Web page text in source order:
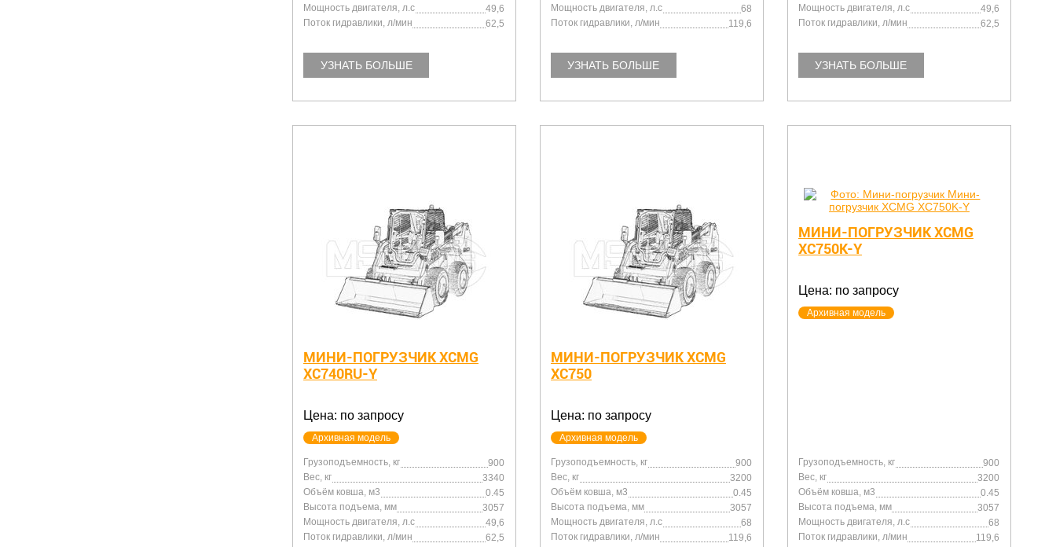
Мощность двигателя, л.с
49,6
Поток гидравлики, л/мин
62,5
УЗНАТЬ БОЛЬШЕ
Мощность двигателя, л.с
68
Поток гидравлики, л/мин
119,6
УЗНАТЬ БОЛЬШЕ
Мощность двигателя, л.с
49,6
Поток гидравлики, л/мин
62,5
УЗНАТЬ БОЛЬШЕ
МИНИ-ПОГРУЗЧИК XCMG
XC740RU-Y
Цена: по запросу
Архивная модель
Грузоподъемность, кг
900
Вес, кг
3340
Объём ковша, м3
0.45
Высота подъема, мм
3057
Мощность двигателя, л.с
49,6
Поток гидравлики, л/мин
62,5
МИНИ-ПОГРУЗЧИК XCMG
XC750
Цена: по запросу
Архивная модель
Грузоподъемность, кг
900
Вес, кг
3200
Объём ковша, м3
0.45
Высота подъема, мм
3057
Мощность двигателя, л.с
68
Поток гидравлики, л/мин
119,6
МИНИ-ПОГРУЗЧИК XCMG
XC750K-Y
Цена: по запросу
Архивная модель
Грузоподъемность, кг
900
Вес, кг
3200
Объём ковша, м3
0.45
Высота подъема, мм
3057
Мощность двигателя, л.с
68
Поток гидравлики, л/мин
119,6